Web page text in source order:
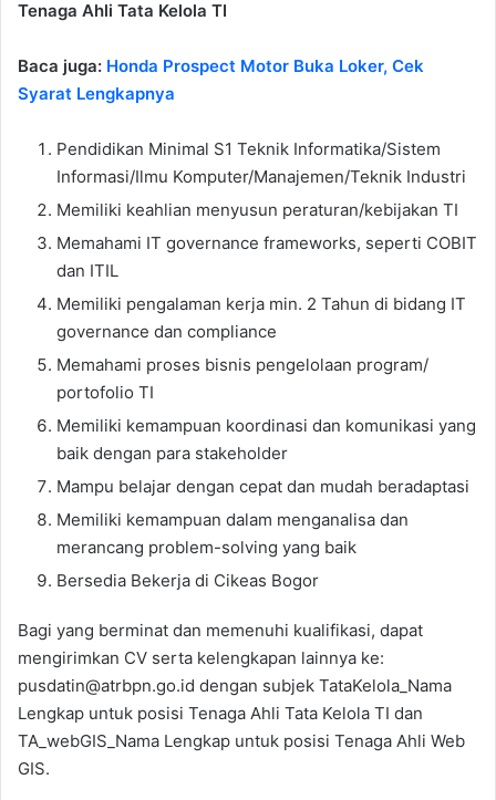
Tenaga Ahli Tata Kelola TI
Baca juga: Honda Prospect Motor Buka Loker, Cek
Syarat Lengkapnya
Pendidikan Minimal S1 Teknik Informatika/Sistem
Informasi/Ilmu Komputer/Manajemen/Teknik Industri
Memiliki keahlian menyusun peraturan/kebijakan TI
Memahami IT governance frameworks, seperti COBIT
dan ITIL
Memiliki pengalaman kerja min. 2 Tahun di bidang IT
governance dan compliance
Memahami proses bisnis pengelolaan program/
portofolio TI
Memiliki kemampuan koordinasi dan komunikasi yang
baik dengan para stakeholder
Mampu belajar dengan cepat dan mudah beradaptasi
Memiliki kemampuan dalam menganalisa dan
merancang problem-solving yang baik
Bersedia Bekerja di Cikeas Bogor
Bagi yang berminat dan memenuhi kualifikasi, dapat
mengirimkan CV serta kelengkapan lainnya ke:
pusdatin@atrbpn.go.id dengan subjek TataKelola_Nama
Lengkap untuk posisi Tenaga Ahli Tata Kelola TI dan
TA_webGIS_Nama Lengkap untuk posisi Tenaga Ahli Web
GIS.